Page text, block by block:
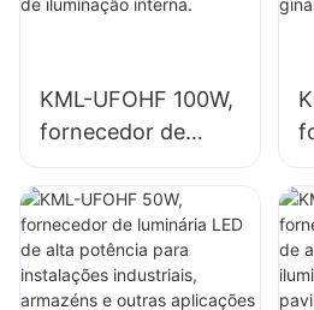
KML-UFOHF 100W,
fornecedor de
luminária LED de
alta potência para
instalações
industriais,
armazéns e outras